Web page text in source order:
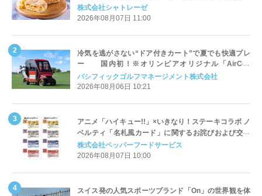
株式会社シャトレーゼ
2026年08月07日 11:00
冷気を逃がさない“ドア付きカート”で夏でも快適プレ
ー 国内初！※オリンピアオリジナル「AirCon
Cart（エアコンカート）」導入 | ＰＧＭ
パシフィックゴルフマネージメント株式会社
2026年08月06日 10:21
アニメ「ハイキュー!!」×いきなり！ステーキコラボ ノ
ベルティ「名札風カード」に関するお詫びおよび交換
対応についてのご案内
株式会社ペッパーフードサービス
2026年08月07日 10:00
スイス発の人気スポーツブランド「On」の世界観を体